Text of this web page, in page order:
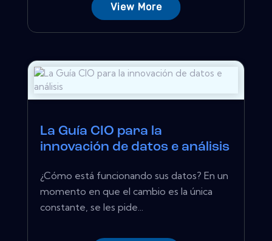
View More
La Guía CIO para la
innovación de datos e análisis
¿Cómo está funcionando sus datos? En un
momento en que el cambio es la única
constante, se les pide...